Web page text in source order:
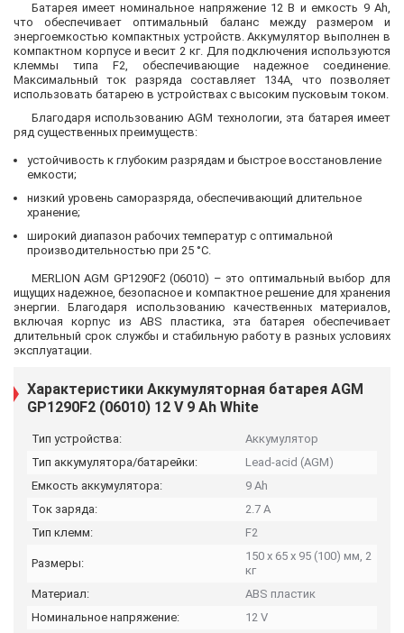
Батарея имеет номинальное напряжение 12 В и емкость 9 Ah,
что обеспечивает оптимальный баланс между размером и
энергоемкостью компактных устройств. Аккумулятор выполнен в
компактном корпусе и весит 2 кг. Для подключения используются
клеммы типа F2, обеспечивающие надежное соединение.
Максимальный ток разряда составляет 134A, что позволяет
использовать батарею в устройствах с высоким пусковым током.
Благодаря использованию AGM технологии, эта батарея имеет
ряд существенных преимуществ:
устойчивость к глубоким разрядам и быстрое восстановление
емкости;
низкий уровень саморазряда, обеспечивающий длительное
хранение;
широкий диапазон рабочих температур с оптимальной
производительностью при 25 °C.
MERLION AGM GP1290F2 (06010) – это оптимальный выбор для
ищущих надежное, безопасное и компактное решение для хранения
энергии. Благодаря использованию качественных материалов,
включая корпус из ABS пластика, эта батарея обеспечивает
длительный срок службы и стабильную работу в разных условиях
эксплуатации.
Характеристики Аккумуляторная батарея AGM
GP1290F2 (06010) 12 V 9 Ah White
Тип устройства:
Аккумулятор
Тип аккумулятора/батарейки:
Lead-acid (AGM)
Емкость аккумулятора:
9 Ah
Ток заряда:
2.7 А
Тип клемм:
F2
Размеры:
150 x 65 x 95 (100) мм, 2
кг
Материал:
ABS пластик
Номинальное напряжение:
12 V